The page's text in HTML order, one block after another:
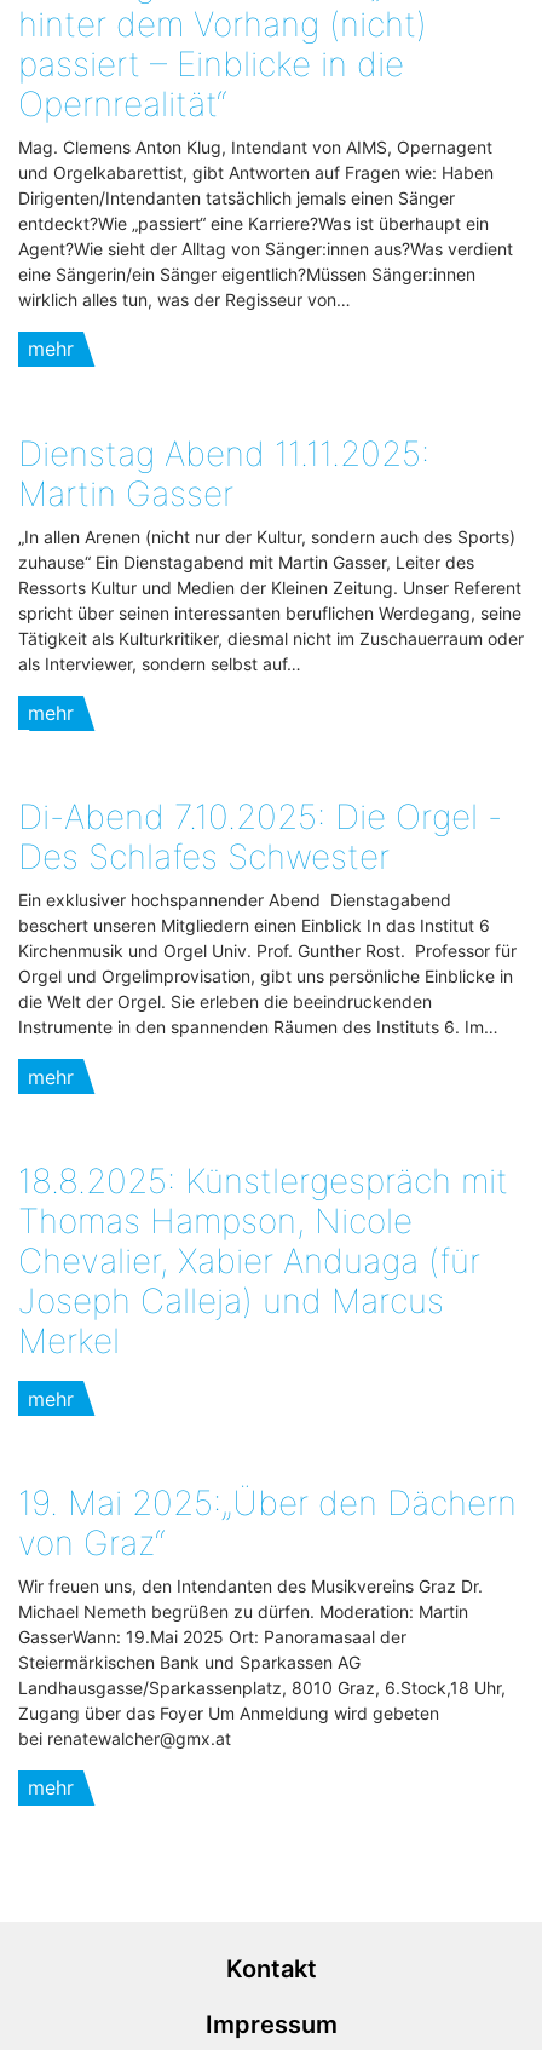
hinter dem Vorhang (nicht)
passiert – Einblicke in die
Opernrealität“
Mag. Clemens Anton Klug, Intendant von AIMS, Opernagent
und Orgelkabarettist, gibt Antworten auf Fragen wie: Haben
Dirigenten/Intendanten tatsächlich jemals einen Sänger
entdeckt?Wie „passiert“ eine Karriere?Was ist überhaupt ein
Agent?Wie sieht der Alltag von Sänger:innen aus?Was verdient
eine Sängerin/ein Sänger eigentlich?Müssen Sänger:innen
wirklich alles tun, was der Regisseur von…
mehr
Dienstag Abend 11.11.2025:
Martin Gasser
„In allen Arenen (nicht nur der Kultur, sondern auch des Sports)
zuhause“ Ein Dienstagabend mit Martin Gasser, Leiter des
Ressorts Kultur und Medien der Kleinen Zeitung. Unser Referent
spricht über seinen interessanten beruflichen Werdegang, seine
Tätigkeit als Kulturkritiker, diesmal nicht im Zuschauerraum oder
als Interviewer, sondern selbst auf…
mehr
Di-Abend 7.10.2025: Die Orgel -
Des Schlafes Schwester
Ein exklusiver hochspannender Abend Dienstagabend
beschert unseren Mitgliedern einen Einblick In das Institut 6
Kirchenmusik und Orgel Univ. Prof. Gunther Rost. Professor für
Orgel und Orgelimprovisation, gibt uns persönliche Einblicke in
die Welt der Orgel. Sie erleben die beeindruckenden
Instrumente in den spannenden Räumen des Instituts 6. Im…
mehr
18.8.2025: Künstlergespräch mit
Thomas Hampson, Nicole
Chevalier, Xabier Anduaga (für
Joseph Calleja) und Marcus
Merkel
mehr
19. Mai 2025:„Über den Dächern
von Graz“
Wir freuen uns, den Intendanten des Musikvereins Graz Dr.
Michael Nemeth begrüßen zu dürfen. Moderation: Martin
GasserWann: 19.Mai 2025 Ort: Panoramasaal der
Steiermärkischen Bank und Sparkassen AG
Landhausgasse/Sparkassenplatz, 8010 Graz, 6.Stock,18 Uhr,
Zugang über das Foyer Um Anmeldung wird gebeten
bei renatewalcher@gmx.at
mehr
Kontakt
Impressum